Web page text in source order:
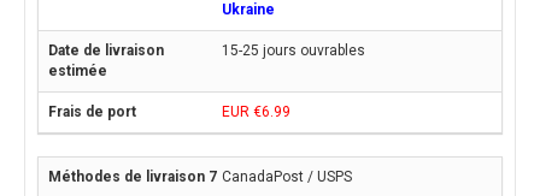
Ukraine
15-25 jours ouvrables
EUR €6.99
CanadaPost / USPS